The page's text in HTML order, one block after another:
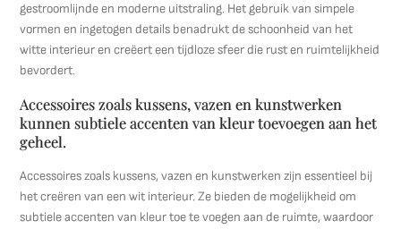
gestroomlijnde en moderne uitstraling. Het gebruik van simpele
vormen en ingetogen details benadrukt de schoonheid van het
witte interieur en creëert een tijdloze sfeer die rust en ruimtelijkheid
bevordert.
Accessoires zoals kussens, vazen en kunstwerken
kunnen subtiele accenten van kleur toevoegen aan het
geheel.
Accessoires zoals kussens, vazen en kunstwerken zijn essentieel bij
het creëren van een wit interieur. Ze bieden de mogelijkheid om
subtiele accenten van kleur toe te voegen aan de ruimte, waardoor